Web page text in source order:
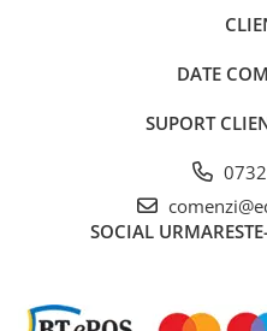
DATE
SUPORT
SOCIAL